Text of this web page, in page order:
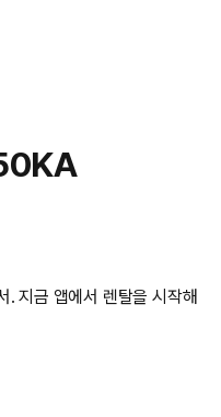
. 지금 앱에서 렌탈을 시작해